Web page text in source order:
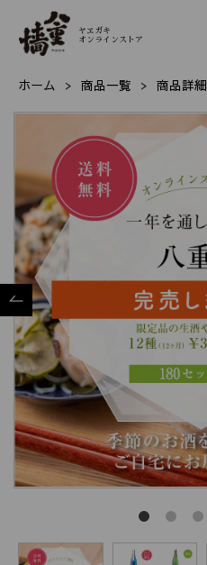
ヤヱガキ
オンラインストア
ホーム 商品一覧 商品詳細
Previous